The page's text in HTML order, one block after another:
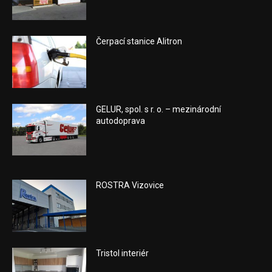
Čerpací stanice Alitron
GELUR, spol. s r. o. – mezinárodní
autodoprava
ROSTRA Vizovice
Tristol interiér